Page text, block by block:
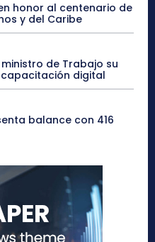
honor al centenario de
y del Caribe
de Trabajo su
digital
balance con 416